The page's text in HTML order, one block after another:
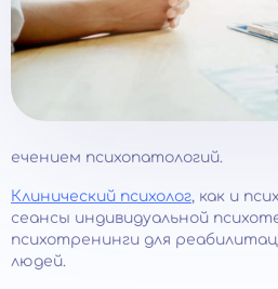
ечением психопатологий.
Клинический психолог, как и
сеансы индивидуальной
психотренинги для
людей.